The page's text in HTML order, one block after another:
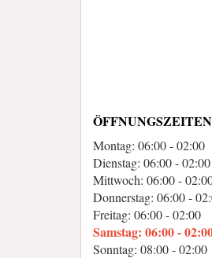
ÖFFNUNGSZEITEN
Montag: 06:00 - 02:00
Dienstag: 06:00 - 02:00
Mittwoch: 06:00 -
Donnerstag: 06:00 -
Freitag: 06:00 - 02:00
Samstag: 06:00 -
Sonntag: 08:00 - 02:00